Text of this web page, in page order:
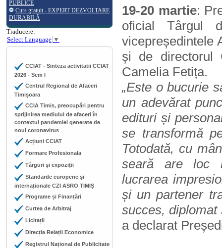
PUBLICE
Curs gratuit - EXPERT DEZVOLTARE
DURABILĂ
Traducere:
Select Language ▼
CCIAT - Sinteza activitatii CCIAT
2026 - Sem I
Centrul Regional de Afaceri
Timișoara
CCIA Timis, preocupări pentru
sprijinirea mediului de afaceri în
contextul pandemiei generate de
noul coronavirus
Acțiuni CCIAT
Formare Profesionala
Târguri și expoziții
Standarde europene și
internaționale CZI ASRO TIMIȘ
Programe și Finanțări
Curtea de Arbitraj
Licitații
Direcția Relații Economice
Registrul Național de Publicitate
19-20 martie:
oficial Târgul
vicepreședintele
și de directorul
Camelia Fetița.
„Este o bucurie
un adevărat
edituri și
se transformă
Totodată, cu
seară are loc
lucrarea
și un partener
succes, diplomat
a declarat